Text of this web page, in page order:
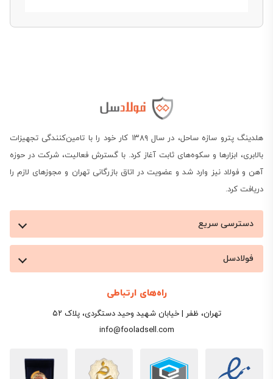
لیست قیمت ورق روغنی و انواع آن
در بازار ایران
در این فرآیند، ورق فولادی پس از نورد گرم، تحت عملیات
نورد سرد قرار می‌گیرد تا به ضخامت مورد نظر برسد و
اطلاع از قیمت ورق روغنی، برای آن دسته از پروژه‌هایی که
هلدینگ پترو سازه ساحل، در سال ۱۳۸۹ کار خود را با تامین‌کنندگی تجهیزات
بالابری، ابزارها و سکوه‌های ثابت آغاز کرد. با گسترش فعالیت، شرکت در حوزه
آهن و فولاد نیز وارد شد و عضویت در اتاق بازرگانی تهران و مجوزهای لازم را
دریافت کرد.
دسترسی سریع
فولادسل
راه‌های ارتباطی
تهران، ظفر | خیابان شهید وحید دستگردی، پلاک ۵۲
info@fooladsell.com